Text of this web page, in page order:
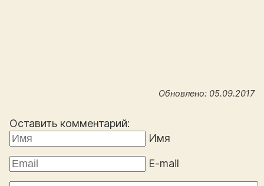
Обновлено: 05.09.2017
Оставить комментарий:
Имя
E-mail